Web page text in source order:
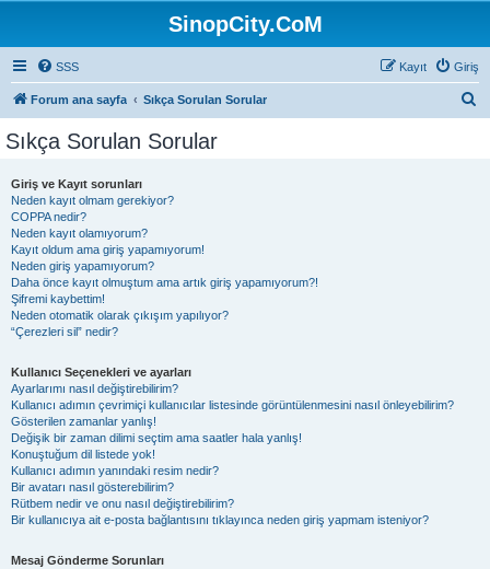
SinopCity.CoM
SSS Giriş
Kayıt
Forum ana sayfa Sıkça Sorulan Sorular
Sıkça Sorulan Sorular
Giriş ve Kayıt sorunları
Neden kayıt olmam gerekiyor?
COPPA nedir?
Neden kayıt olamıyorum?
Kayıt oldum ama giriş yapamıyorum!
Neden giriş yapamıyorum?
Daha önce kayıt olmuştum ama artık giriş yapamıyorum?!
Şifremi kaybettim!
Neden otomatik olarak çıkışım yapılıyor?
“Çerezleri sil” nedir?
Kullanıcı Seçenekleri ve ayarları
Ayarlarımı nasıl değiştirebilirim?
Kullanıcı adımın çevrimiçi kullanıcılar listesinde görüntülenmesini nasıl önleyebilirim?
Gösterilen zamanlar yanlış!
Değişik bir zaman dilimi seçtim ama saatler hala yanlış!
Konuştuğum dil listede yok!
Kullanıcı adımın yanındaki resim nedir?
Bir avatarı nasıl gösterebilirim?
Rütbem nedir ve onu nasıl değiştirebilirim?
Bir kullanıcıya ait e-posta bağlantısını tıklayınca neden giriş yapmam isteniyor?
Mesaj Gönderme Sorunları